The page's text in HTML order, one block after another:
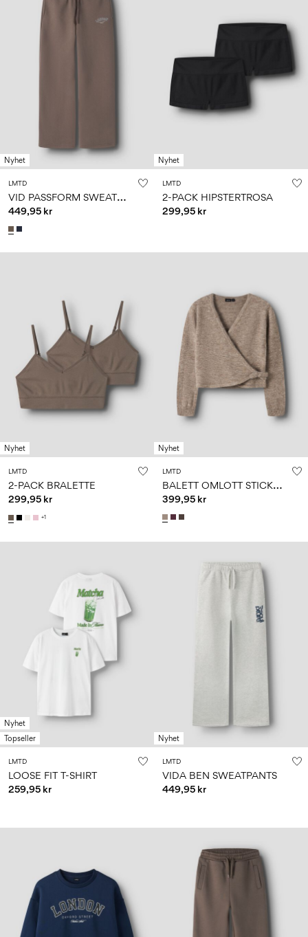
Nyhet
LMTD
V
ID PASSFORM SWEATPANTS
449,95 kr
Nyhet
LMTD
2-PACK HIPSTERTROSA
299,95 kr
Nyhet
LMTD
2-PACK BRALETTE
299,95 kr
+1
Nyhet
LMTD
B
ALETT OMLOTT STICKAD TRÖJA
399,95 kr
Nyhet
Topseller
LMTD
LOOSE FIT T-SHIRT
259,95 kr
Nyhet
LMTD
VIDA BEN SWEATPANTS
449,95 kr